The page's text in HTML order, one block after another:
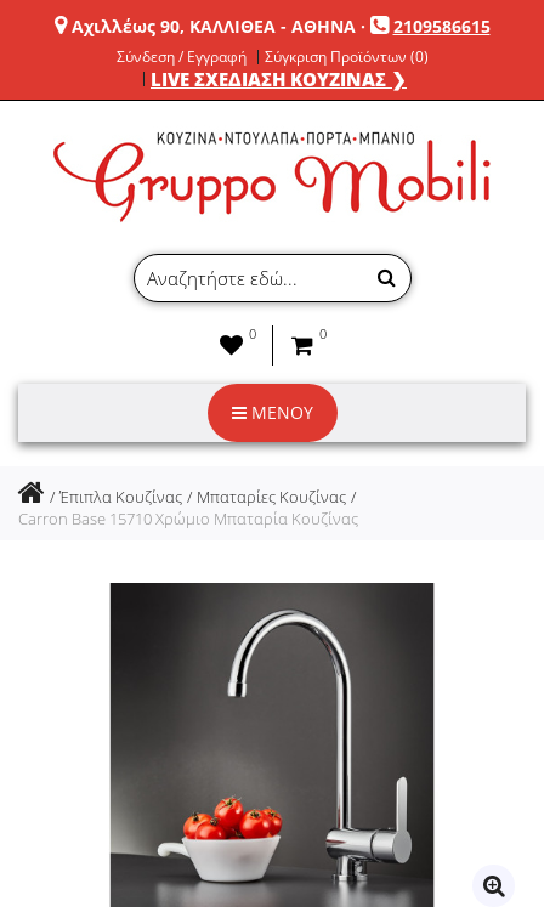
Αχιλλέως 90, ΚΑΛΛΙΘΕΑ - ΑΘΗΝΑ· 2109586615
Σύνδεση / Εγγραφή Σύγκριση Προϊόντων (0)
LIVE ΣΧΕΔΙΑΣΗ ΚΟΥΖΙΝΑΣ ❯
0 0
ΜΕΝΟΥ
Έπιπλα Κουζίνας
Μπαταρίες Κουζίνας
Carron Base 15710 Χρώμιο Μπαταρία Κουζίνας